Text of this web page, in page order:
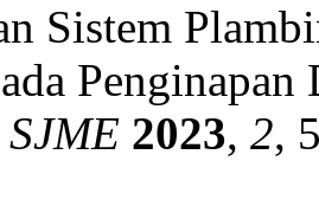
Sistem
SJME 2023, 2,